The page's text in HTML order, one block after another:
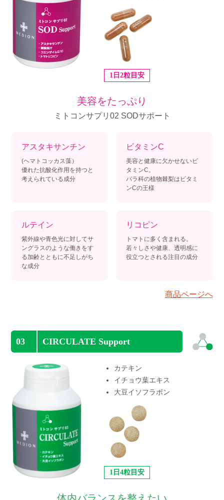
1日2粒目安
美容をたっぷり
ミトコンサプリ02 SODサポート
アスタキサンチン
(ヘマトコッカス藻）
優れた抗酸化作用を持つと
考えられている成分
ビタミンC
美容と健康に欠かせないビ
タミンC。
バラ科の植物棘梨はビタミ
ンCの王様
ルテイン
紫外線や青色光に対してサ
ングラスのような働きをす
る加齢とともに不足しがち
な成分
リコピン
トマトに多く含まれる。
若々しさや健康、透明感に
役立つとされる注目の成分
商品ページへ
03 CIRCULATE Support
カテキン
イチョウ葉エキス
大豆イソフラボン
1日4粒目安